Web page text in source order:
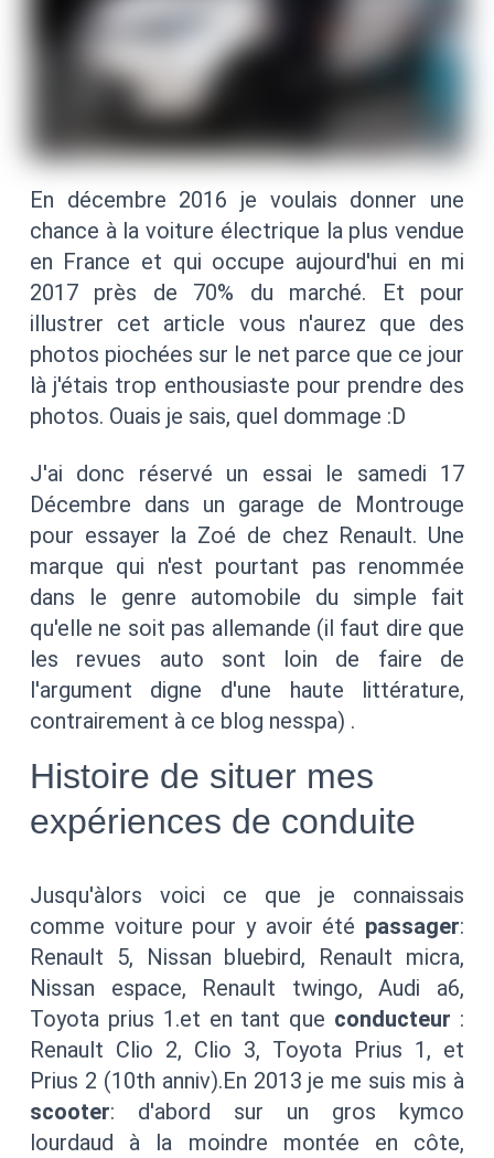
En décembre 2016 je voulais donner une
chance à la voiture électrique la plus vendue
en France et qui occupe aujourd'hui en mi
2017 près de 70% du marché. Et pour
illustrer cet article vous n'aurez que des
photos piochées sur le net parce que ce jour
là j'étais trop enthousiaste pour prendre des
photos. Ouais je sais, quel dommage :D
J'ai donc réservé un essai le samedi 17
Décembre dans un garage de Montrouge
pour essayer la Zoé de chez Renault. Une
marque qui n'est pourtant pas renommée
dans le genre automobile du simple fait
qu'elle ne soit pas allemande (il faut dire que
les revues auto sont loin de faire de
l'argument digne d'une haute littérature,
contrairement à ce blog nesspa) .
Histoire de situer mes
expériences de conduite
Jusqu'àlors voici ce que je connaissais
comme voiture pour y avoir été passager:
Renault 5, Nissan bluebird, Renault micra,
Nissan espace, Renault twingo, Audi a6,
Toyota prius 1.et en tant que conducteur :
Renault Clio 2, Clio 3, Toyota Prius 1, et
Prius 2 (10th anniv).En 2013 je me suis mis à
scooter: d'abord sur un gros kymco
lourdaud à la moindre montée en côte,